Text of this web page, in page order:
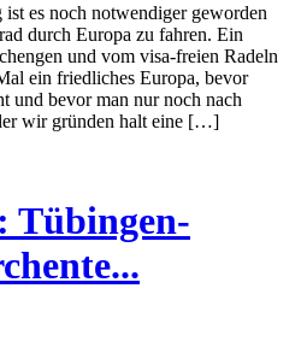
es noch notwendiger geworden
durch Europa zu fahren. Ein
und vom visa-freien Radeln
ein friedliches Europa, bevor
und bevor man nur noch nach
wir gründen halt eine […]
Tübingen-